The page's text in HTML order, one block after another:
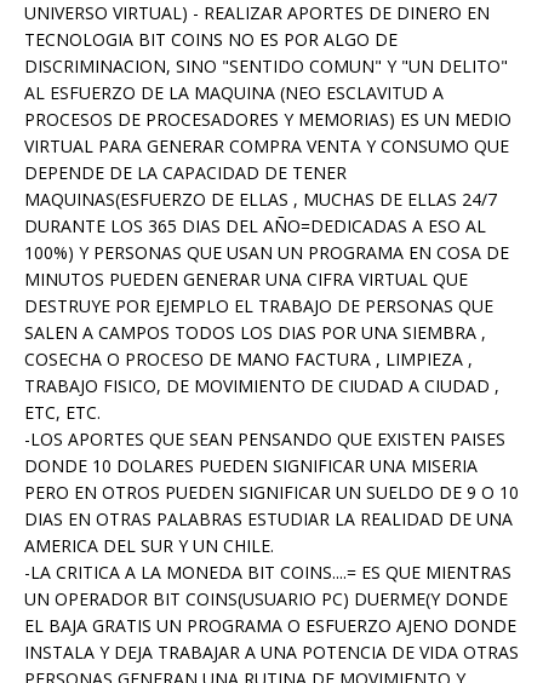
UNIVERSO VIRTUAL) - REALIZAR APORTES DE DINERO EN
TECNOLOGIA BIT COINS NO ES POR ALGO DE
DISCRIMINACION, SINO "SENTIDO COMUN" Y "UN DELITO"
AL ESFUERZO DE LA MAQUINA (NEO ESCLAVITUD A
PROCESOS DE PROCESADORES Y MEMORIAS) ES UN MEDIO
VIRTUAL PARA GENERAR COMPRA VENTA Y CONSUMO QUE
DEPENDE DE LA CAPACIDAD DE TENER
MAQUINAS(ESFUERZO DE ELLAS , MUCHAS DE ELLAS 24/7
DURANTE LOS 365 DIAS DEL AÑO=DEDICADAS A ESO AL
100%) Y PERSONAS QUE USAN UN PROGRAMA EN COSA DE
MINUTOS PUEDEN GENERAR UNA CIFRA VIRTUAL QUE
DESTRUYE POR EJEMPLO EL TRABAJO DE PERSONAS QUE
SALEN A CAMPOS TODOS LOS DIAS POR UNA SIEMBRA ,
COSECHA O PROCESO DE MANO FACTURA , LIMPIEZA ,
TRABAJO FISICO, DE MOVIMIENTO DE CIUDAD A CIUDAD ,
ETC, ETC.
-LOS APORTES QUE SEAN PENSANDO QUE EXISTEN PAISES
DONDE 10 DOLARES PUEDEN SIGNIFICAR UNA MISERIA
PERO EN OTROS PUEDEN SIGNIFICAR UN SUELDO DE 9 O 10
DIAS EN OTRAS PALABRAS ESTUDIAR LA REALIDAD DE UNA
AMERICA DEL SUR Y UN CHILE.
-LA CRITICA A LA MONEDA BIT COINS....= ES QUE MIENTRAS
UN OPERADOR BIT COINS(USUARIO PC) DUERME(Y DONDE
EL BAJA GRATIS UN PROGRAMA O ESFUERZO AJENO DONDE
INSTALA Y DEJA TRABAJAR A UNA POTENCIA DE VIDA OTRAS